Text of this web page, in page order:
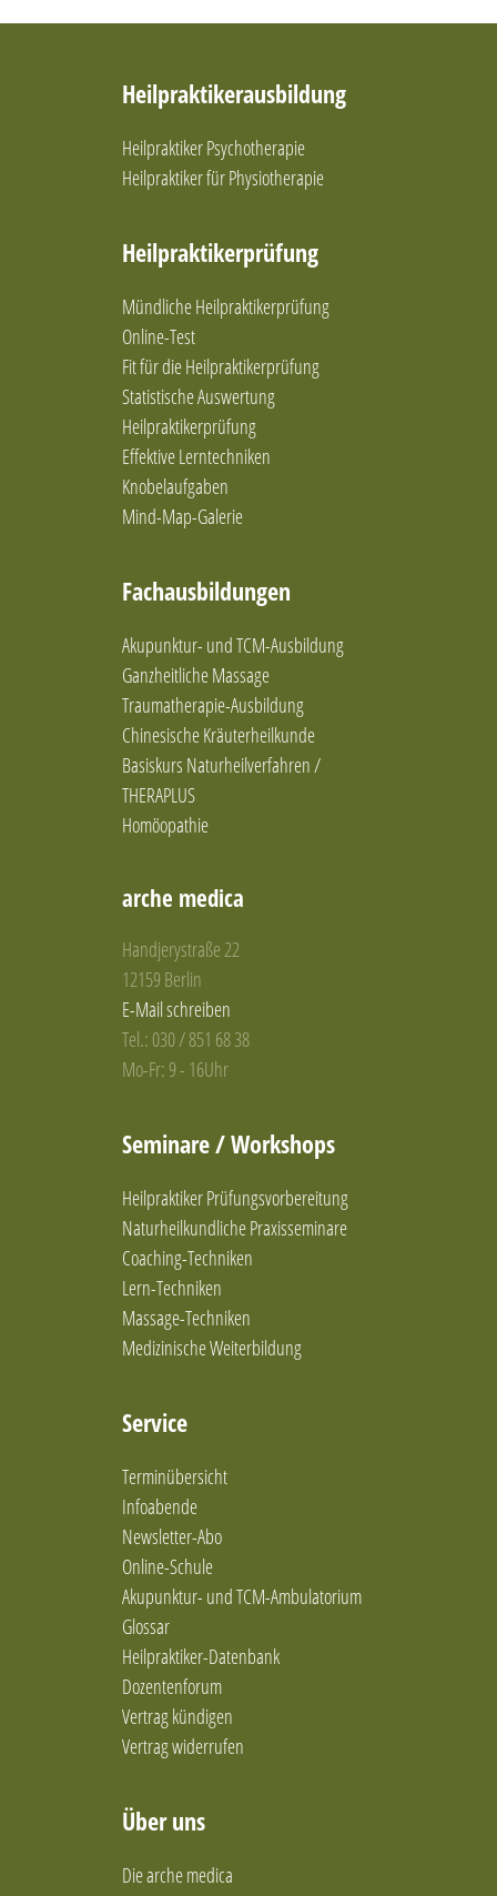
Physiotherapie
Therapieverfahren
Tiefengewebsmassage
Heilpraktikerausbildung
Heilpraktiker Psychotherapie
Heilpraktiker für Physiotherapie
Heilpraktikerprüfung
Mündliche Heilpraktikerprüfung
Online-Test
Fit für die Heilpraktikerprüfung
Statistische Auswertung
Heilpraktikerprüfung
Effektive Lerntechniken
Knobelaufgaben
Mind-Map-Galerie
Fachausbildungen
Akupunktur- und TCM-Ausbildung
Ganzheitliche Massage
Traumatherapie-Ausbildung
Chinesische Kräuterheilkunde
Basiskurs Naturheilverfahren /
THERAPLUS
Homöopathie
arche medica
Handjerystraße 22
12159 Berlin
E-Mail schreiben
Tel.: 030 / 851 68 38
Mo-Fr: 9 - 16Uhr
Seminare / Workshops
Heilpraktiker Prüfungsvorbereitung
Naturheilkundliche Praxisseminare
Coaching-Techniken
Lern-Techniken
Massage-Techniken
Medizinische Weiterbildung
Service
Terminübersicht
Infoabende
Newsletter-Abo
Online-Schule
Akupunktur- und TCM-Ambulatorium
Glossar
Heilpraktiker-Datenbank
Dozentenforum
Vertrag kündigen
Vertrag widerrufen
Über uns
Die arche medica